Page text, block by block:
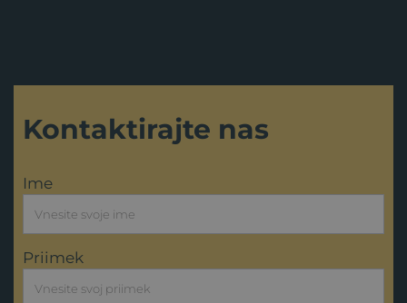
Kontaktirajte nas
Ime
Priimek